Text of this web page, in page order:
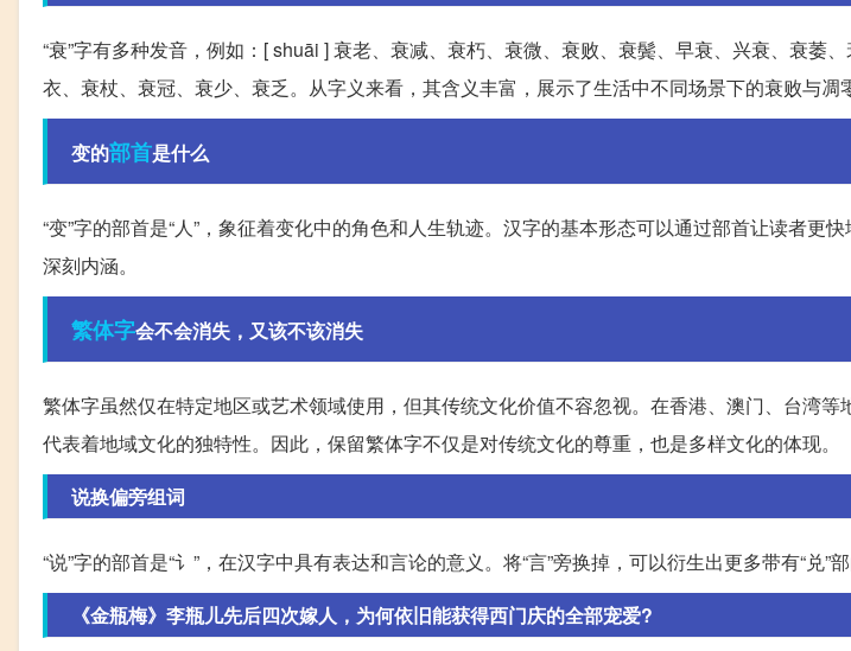
“衰”字有多种发音，例如：[ shuāi ] 衰老、衰减、衰朽、衰微、衰败、衰鬓、早衰、兴衰、衰萎
衣、衰杖、衰冠、衰少、衰乏。从字义来看，其含义丰富，展示了生活中不同场景下的衰败与凋
变的部首是什么
“变”字的部首是“人”，象征着变化中的角色和人生轨迹。汉字的基本形态可以通过部首让读者更
深刻内涵。
繁体字会不会消失，又该不该消失
繁体字虽然仅在特定地区或艺术领域使用，但其传统文化价值不容忽视。在香港、澳门、台湾等
代表着地域文化的独特性。因此，保留繁体字不仅是对传统文化的尊重，也是多样文化的体现。
说换偏旁组词
“说”字的部首是“讠”，在汉字中具有表达和言论的意义。将“言”旁换掉，可以衍生出更多带有“兑”
《金瓶梅》李瓶儿先后四次嫁人，为何依旧能获得西门庆的全部宠爱?